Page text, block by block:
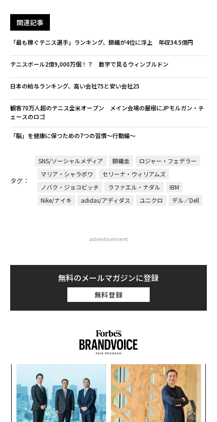
関連記事
「最も稼ぐテニス選手」ランキング、錦織が4位に浮上 年収34.5億円
テニスボール2億9,000万個！？ 数字で見るウィンブルドン
日本の給与ランキング、高い会社75と安い会社25
観客70万人超のテニス全米オープン メイン会場の屋根にJPモルガン・チ
ェースのロゴ
「脳」を健康に保つための7つの習慣〜行動編〜
タグ：
SNS/ソーシャルメディア 錦織圭
ロジャー・フェデラー
マリア・シャラポワ
セリーナ・ウィリアムズ
ノバク・ジョコビッチ
ラファエル・ナダル
IBM
Nike/ナイキ
adidas/アディダス ユニクロ デル／Dell
advertisement
無料のメールマガジンに登録
無料登録